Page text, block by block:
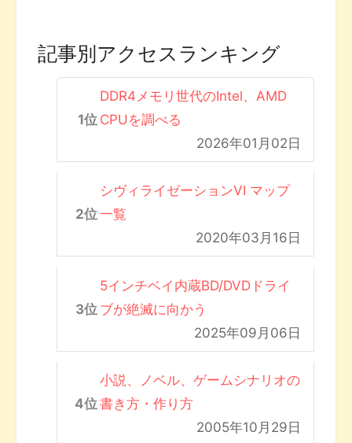
記事別アクセスランキング
DDR4メモリ世代のIntel、AMD
CPUを調べる
2026年01月02日
シヴィライゼーションVI マップ
一覧
2020年03月16日
5インチベイ内蔵BD/DVDドライ
ブが絶滅に向かう
2025年09月06日
小説、ノベル、ゲームシナリオの
書き方・作り方
2005年10月29日